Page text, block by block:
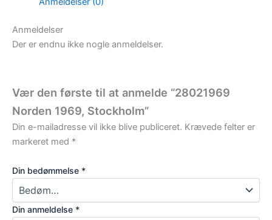
Anmeldelser
Der er endnu ikke nogle anmeldelser.
Vær den første til at anmelde “28021969
Norden 1969, Stockholm”
Din e-mailadresse vil ikke blive publiceret. Krævede felter er
markeret med *
Din bedømmelse *
Din anmeldelse *